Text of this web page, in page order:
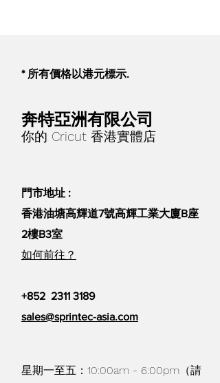
* 所有價格以港元標示.
奔特亞洲有限公司
你的 Cricut 香港實體店
門市地址 :
香港油塘高輝道7號高輝工業大廈B座
2樓B3室
如何前往？
+852 2311 3189
sales@sprintec-asia.com
星期一至五：10:00am - 6:00pm（請